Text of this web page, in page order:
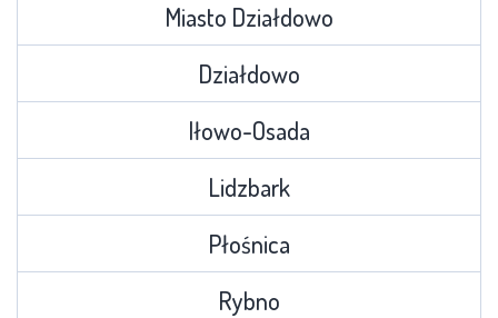
Miasto Działdowo
Działdowo
Iłowo-Osada
Lidzbark
Płośnica
Rybno